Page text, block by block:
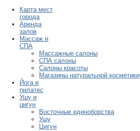
Карта мест
города
Аренда
залов
Массаж и
СПА
Массажные салоны
СПА салоны
Салоны красоты
Магазины натуральной косметики
Йога и
пилатес
Ушу и
цигун
Восточные единоборства
Ушу
Цигун